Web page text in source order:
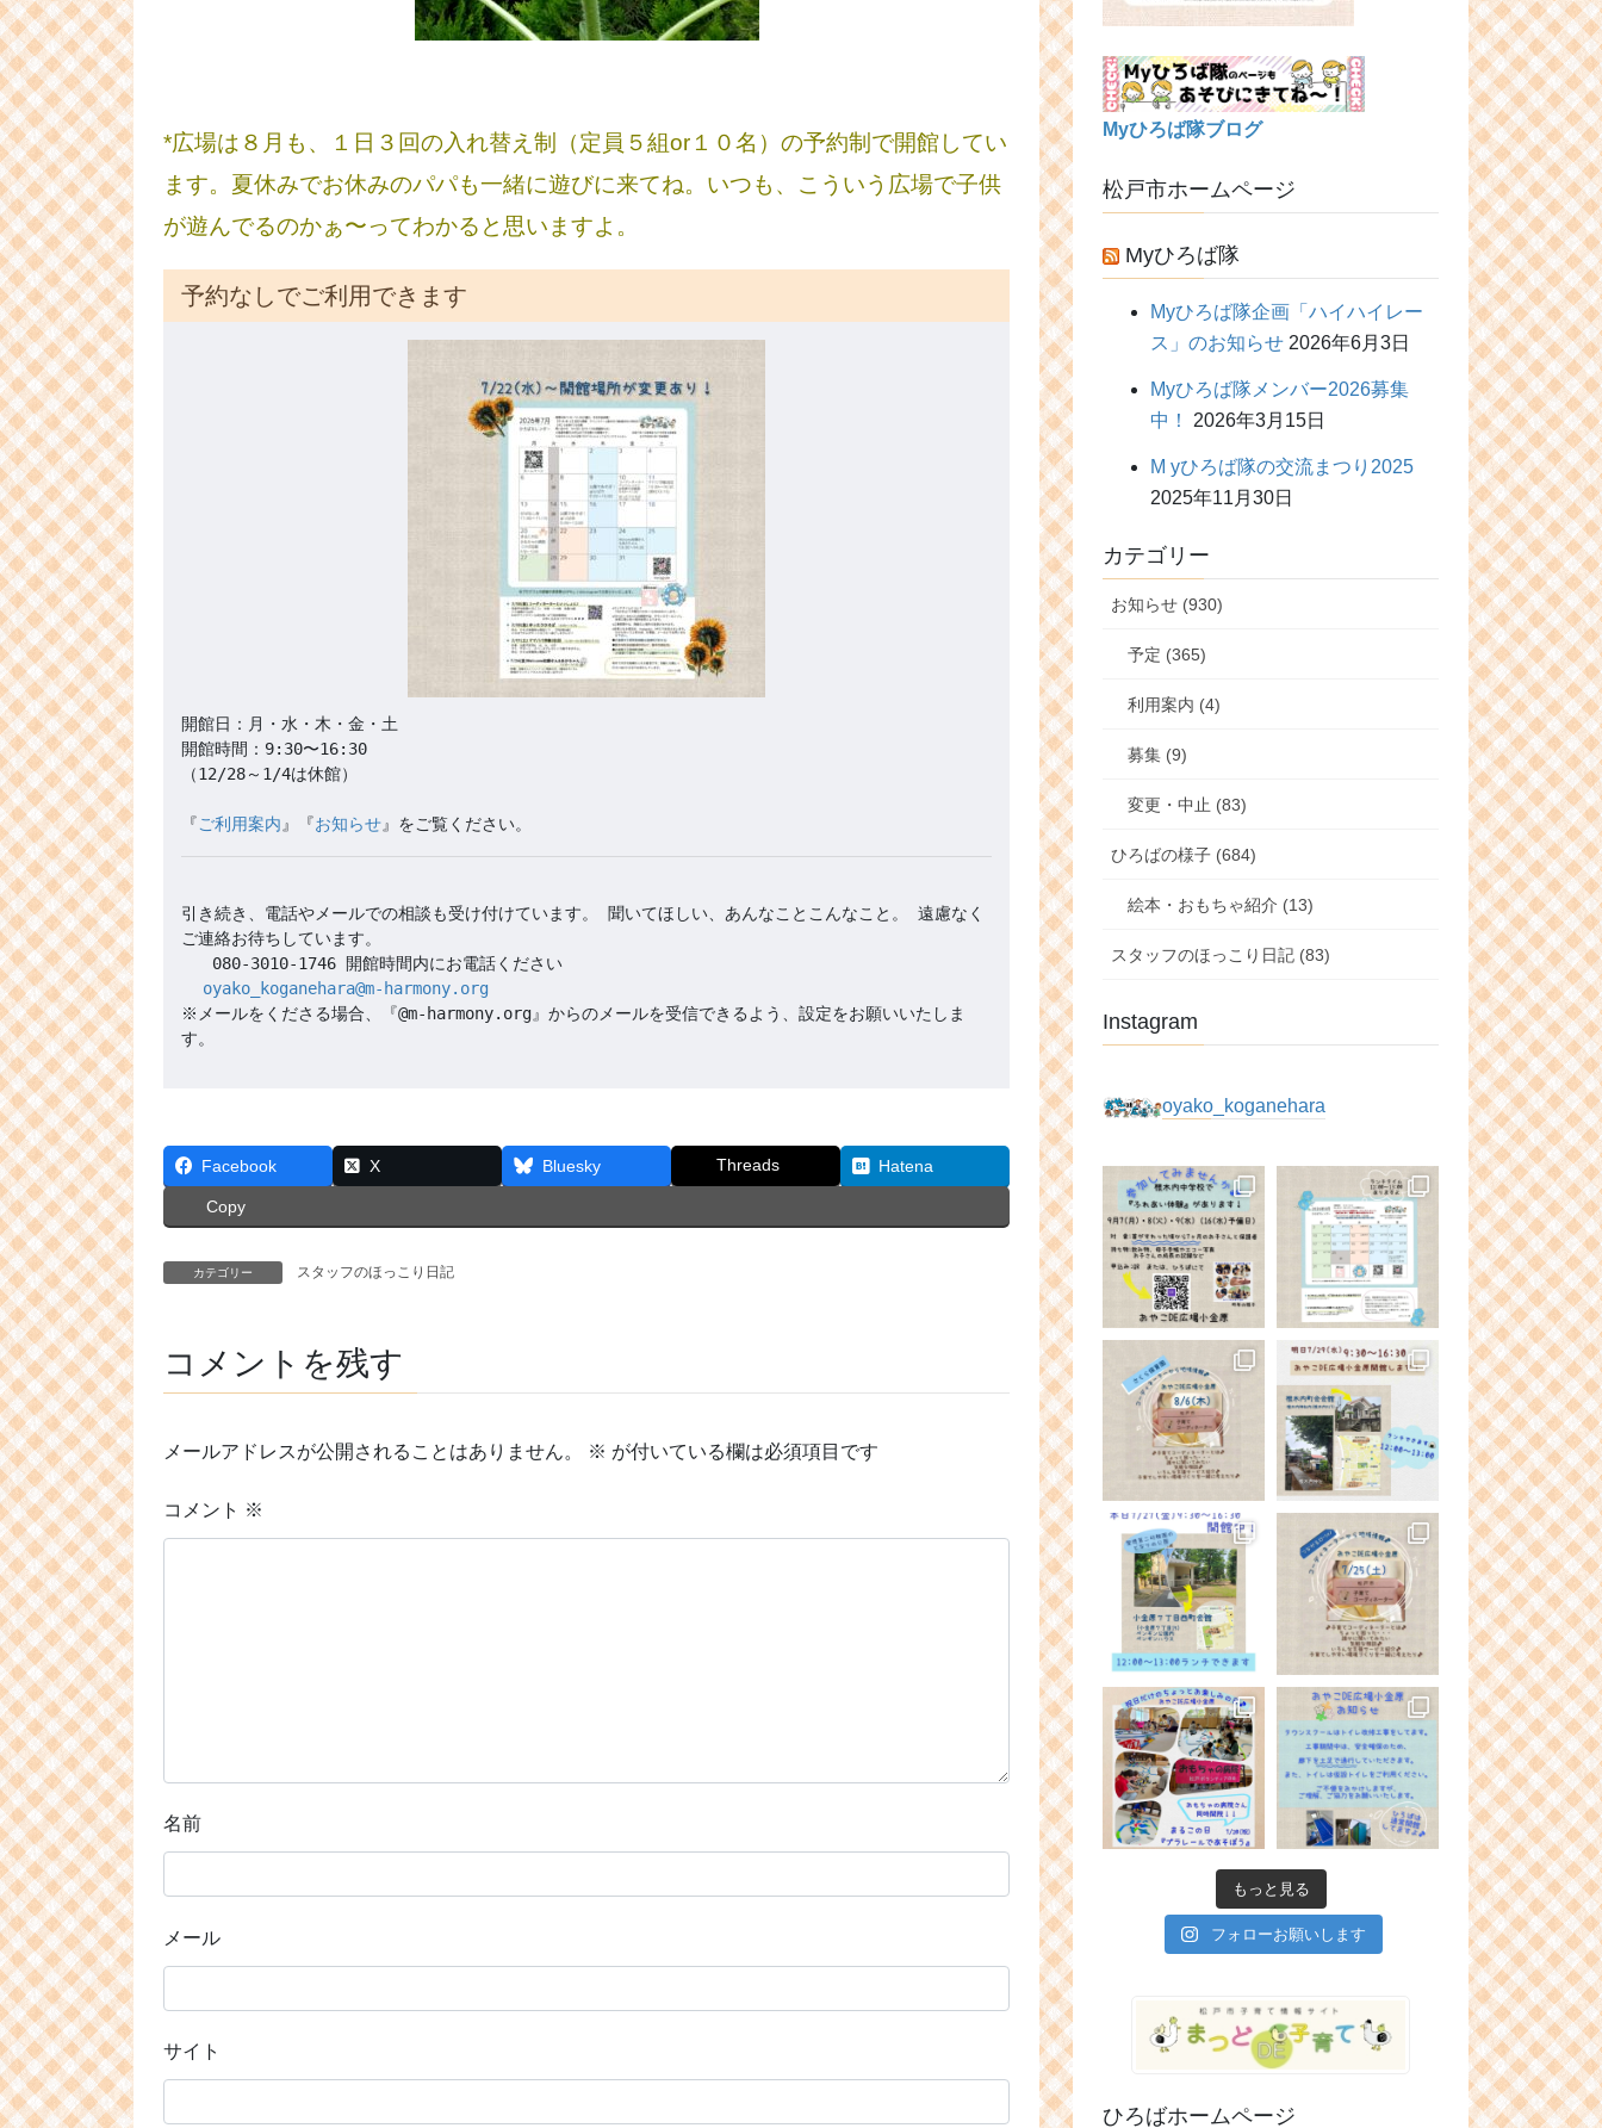
*広場は８月も、１日３回の入れ替え制（定員５組or１０名）の予約制で開館してい
ます。夏休みでお休みのパパも一緒に遊びに来てね。いつも、こういう広場で子供
が遊んでるのかぁ〜ってわかると思いますよ。
予約なしでご利用できます
開館日：月・水・木・金・土
開館時間：9:30〜16:30
（12/28～1/4は休館）
『ご利用案内』『お知らせ
引き続き、電話やメールでの相談も受け付けています。 聞いてほしい、あんなことこんなこと。 遠慮なく
080-3010-1746 開館時間内にお電話ください
oyako_koganehara@m-harmony.org
※メールをくださる場合、『@m-harmony.org』からのメールを受信できるよう、設定をお願いいたしま
Facebook X Bluesky Threads Hatena
Copy
カテゴリー スタッフのほっこり日記
コメントを残す
メールアドレスが公開されることはありません。 ※ が付いている欄は必須項目です
コメント ※
名前
メール
サイト
Myひろば隊ブログ
松戸市ホームページ
Myひろば隊
Myひろば隊企画「ハイハイレー
ス」のお知らせ 2026年6月3日
Myひろば隊メンバー2026募集
中！
2026年3月15日
M yひろば隊の交流まつり2025
2025年11月30日
カテゴリー
お知らせ (930)
予定 (365)
利用案内 (4)
募集 (9)
変更・中止 (83)
ひろばの様子 (684)
絵本・おもちゃ紹介 (13)
スタッフのほっこり日記 (83)
Instagram
oyako_koganehara
もっと見る
フォローお願いします
ひろばホームページ